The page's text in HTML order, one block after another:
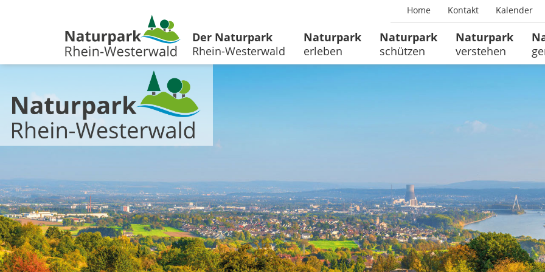
Home Kontakt Kalender
Der Naturpark
Rhein-Westerwald
Naturpark
erleben
Naturpark
schützen
Naturpark
verstehen